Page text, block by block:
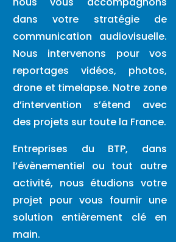
dans votre stratégie de
communication audiovisuelle.
Nous intervenons pour vos
reportages vidéos, photos,
drone et timelapse. Notre zone
d’intervention s’étend avec
des projets sur toute la France.
Entreprises du BTP, dans
l’évènementiel ou tout autre
activité, nous étudions votre
projet pour vous fournir une
solution entièrement clé en
main.